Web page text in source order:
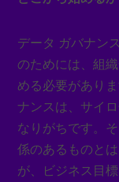
データ ガバナン
のためには、組
める必要があり
ナンスは、サイ
なりがちです。
係のあるものと
が、ビジネス目